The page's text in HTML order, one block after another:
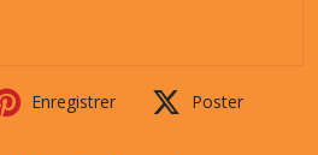
Enregistrer Poster